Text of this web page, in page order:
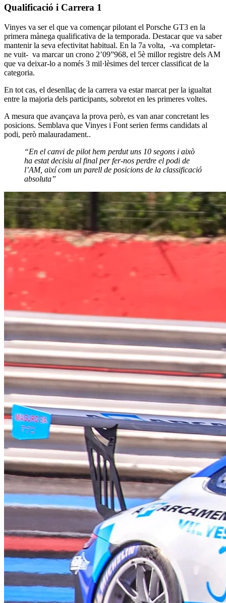
Qualificació i Carrera 1
Vinyes va ser el que va començar pilotant el Porsche GT3 en la
primera mànega qualificativa de la temporada. Destacar que va saber
mantenir la seva efectivitat habitual. En la 7a volta, -va completar-
ne vuit- va marcar un crono 2’09”968, el 5è millor registre dels AM
que va deixar-lo a només 3 mil·lèsimes del tercer classificat de la
categoria.
En tot cas, el desenllaç de la carrera va estar marcat per la igualtat
entre la majoria dels participants, sobretot en les primeres voltes.
A mesura que avançava la prova però, es van anar concretant les
posicions. Semblava que Vinyes i Font serien ferms candidats al
podi, però malauradament..
“En el canvi de pilot hem perdut uns 10 segons i això
ha estat decisiu al final per fer-nos perdre el podi de
l’AM, així com un parell de posicions de la classificació
absoluta”